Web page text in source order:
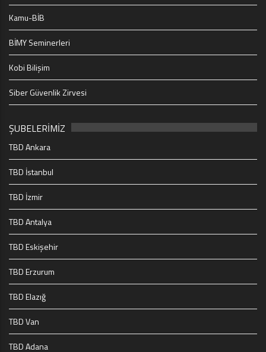
Kamu-BİB
BİMY Seminerleri
Kobi Bilişim
Siber Güvenlik Zirvesi
ŞUBELERİMİZ
TBD Ankara
TBD İstanbul
TBD İzmir
TBD Antalya
TBD Eskişehir
TBD Erzurum
TBD Elazığ
TBD Van
TBD Adana